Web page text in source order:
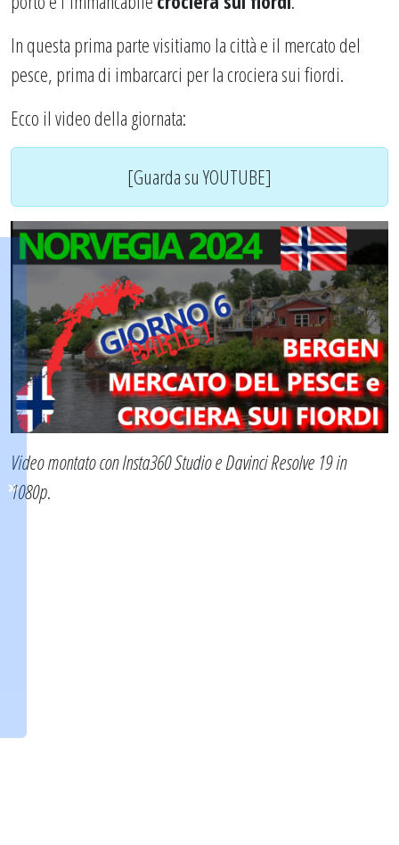
In questa prima parte visitiamo la città e il mercato del
pesce, prima di imbarcarci per la crociera sui fiordi.
Ecco il video della giornata:
[Guarda su YOUTUBE]
Video montato con Insta360 Studio e Davinci Resolve 19 in
1080p.